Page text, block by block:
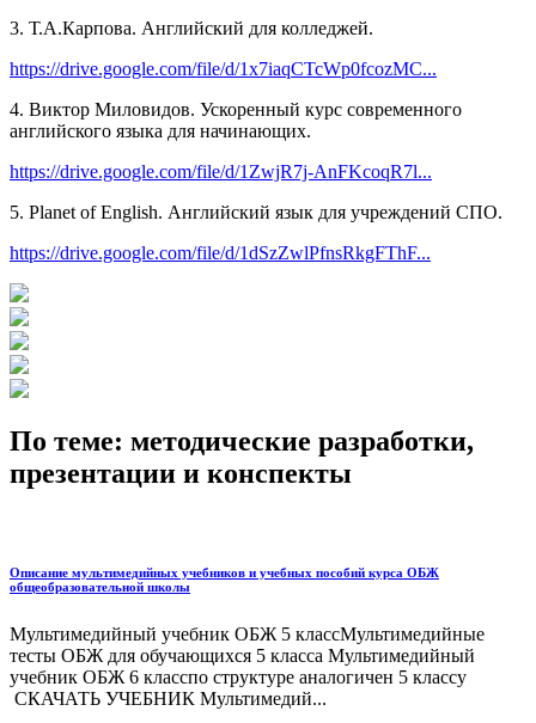
3. Т.А.Карпова. Английский для колледжей.
https://drive.google.com/file/d/1x7iaqCTcWp0fcozMC...
4. Виктор Миловидов. Ускоренный курс современного
английского языка для начинающих.
https://drive.google.com/file/d/1ZwjR7j-AnFKcoqR7l...
5. Planet of English. Английский язык для учреждений СПО.
https://drive.google.com/file/d/1dSzZwlPfnsRkgFThF...
По теме: методические разработки,
презентации и конспекты
Описание мультимедийных учебников и учебных пособий курса ОБЖ
общеобразовательной школы
Мультимедийный учебник ОБЖ 5 классМультимедийные
тесты ОБЖ для обучающихся 5 класса Мультимедийный
учебник ОБЖ 6 класспо структуре аналогичен 5 классу
СКАЧАТЬ УЧЕБНИК Мультимедий...